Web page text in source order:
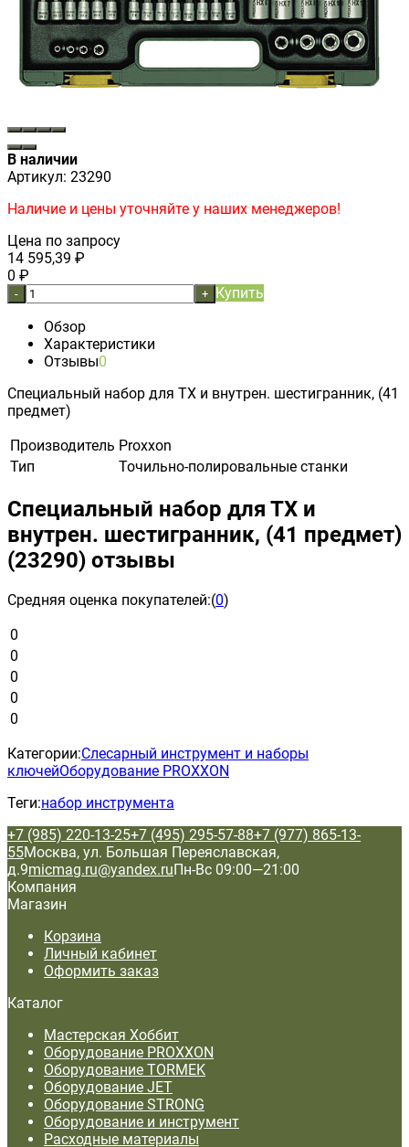
В наличии
Артикул: 23290
Наличие и цены уточняйте у наших менеджеров!
Цена по запросу
14 595,39 ₽
0 ₽
- + Купить
Обзор
Характеристики
Отзывы0
Специальный набор для ТХ и внутрен. шестигранник, (41
предмет)
Производитель Proxxon
Тип
Точильно-полировальные станки
Специальный набор для ТХ и
внутрен. шестигранник, (41 предмет)
(23290) отзывы
Средняя оценка покупателей:(0)
0
0
0
0
0
Категории:Слесарный инструмент и наборы
ключейОборудование PROXXON
Теги:набор инструмента
+7 (985) 220-13-25+7 (495) 295-57-88+7 (977) 865-13-
55Москва, ул. Большая Переяславская,
д.9micmag.ru@yandex.ruПн-Вс 09:00—21:00
Компания
Магазин
Корзина
Личный кабинет
Оформить заказ
Каталог
Мастерская Хоббит
Оборудование PROXXON
Оборудование TORMEK
Оборудование JET
Оборудование STRONG
Оборудование и инструмент
Расходные материалы